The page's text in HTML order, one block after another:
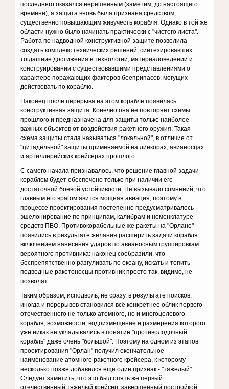
последнего оказался нерешенным (заметим, до настоящего
времени), а защита вновь была признана средством,
существенно повышающим живучесть корабля. Однако в той же
области нужно было начинать практически с "чистого листа".
Работа по надводной конструктивной защите позволила
создать комплекс технических решений, синтезировавших
тогдашние достижения в технологии, материаловедении и
конструировании с существовавшими представлениями о
характере поражающих факторов боеприпасов, могущих
действовать по кораблю.
Наконец после перерыва на этом корабле появилась
конструктивная защита. Конечно она не повторяет схемы
прошлого и предназначена для защиты только наиболее
важных объектов от воздействия ракетного оружия. Такая
схема защиты стала называться "локальной", в отличие от
"цитадельной" защиты применяемой на линкорах, авианосцах
и артиллерийских крейсерах прошлого.
С самого начала признавалось, что решение главной задачи
кораблем будет обеспечено только при наличии его
достаточной боевой устойчивости. Не вызывало сомнений, что
главным его врагом явится мощная авиация, поэтому в
процессе проектирования постепенно предусматривалось
эшелонирование по принципам, калибрам и номенклатуре
средств ПВО. Противокорабельные же ракеты на "Орлане"
появились в результате желания расширить задачи корабля
включением нанесения ударов по авианосным группировкам
вероятного противника: наконец сообразили, что
беспрепятственно разгуливать по океану, искать и топить
подводные ракетоносцы противник просто так, видимо, не
позволят.
Таким образом, исподволь, не сразу, в результате поисков,
иногда и перерывов становился всё конкретнее облик первого
отечественного не только атомного, но и многоцелевого
корабля, возможности, водоизмещение и размерения которого
уже никак не укладывались в понятие "противолодочный
корабль" даже очень "большой". Поэтому на одном из этапов
проектирования "Орлан" получил окончательное
наименование атомного ракетного крейсера, к которому
несколько позже добавился еще один признак - "тяжелый".
Следует заметить, что это был опять же первый
отечественный тяжелый крейсер, завершенный постройкой,